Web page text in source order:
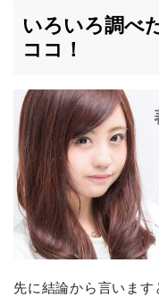
いろいろ調べ
ココ！
先に結論から言いま